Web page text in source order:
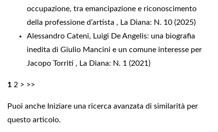
occupazione, tra emancipazione e riconoscimento
della professione d’artista , La Diana: N. 10 (2025)
Alessandro Cateni, Luigi De Angelis: una biografia
inedita di Giulio Mancini e un comune interesse per
Jacopo Torriti , La Diana: N. 1 (2021)
1 2 > >>
Puoi anche Iniziare una ricerca avanzata di similarità per
questo articolo.